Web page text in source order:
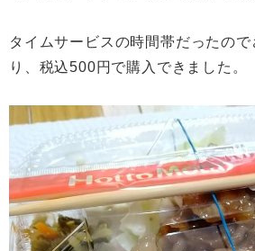
タイムサービスの時間帯だったの
り、税込500円で購入できました。